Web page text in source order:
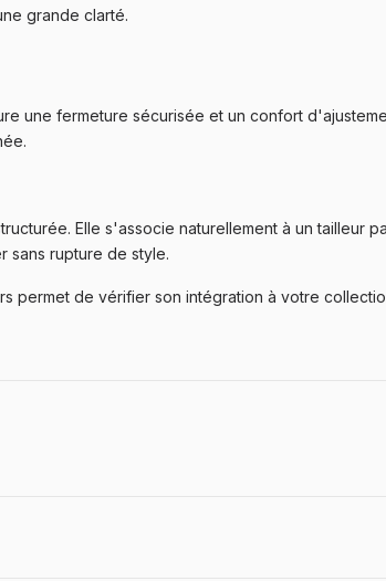
grande clarté.
une fermeture sécurisée et un confort
Elle s'associe naturellement à un tailleur
sans rupture de style.
permet de vérifier son intégration à votre